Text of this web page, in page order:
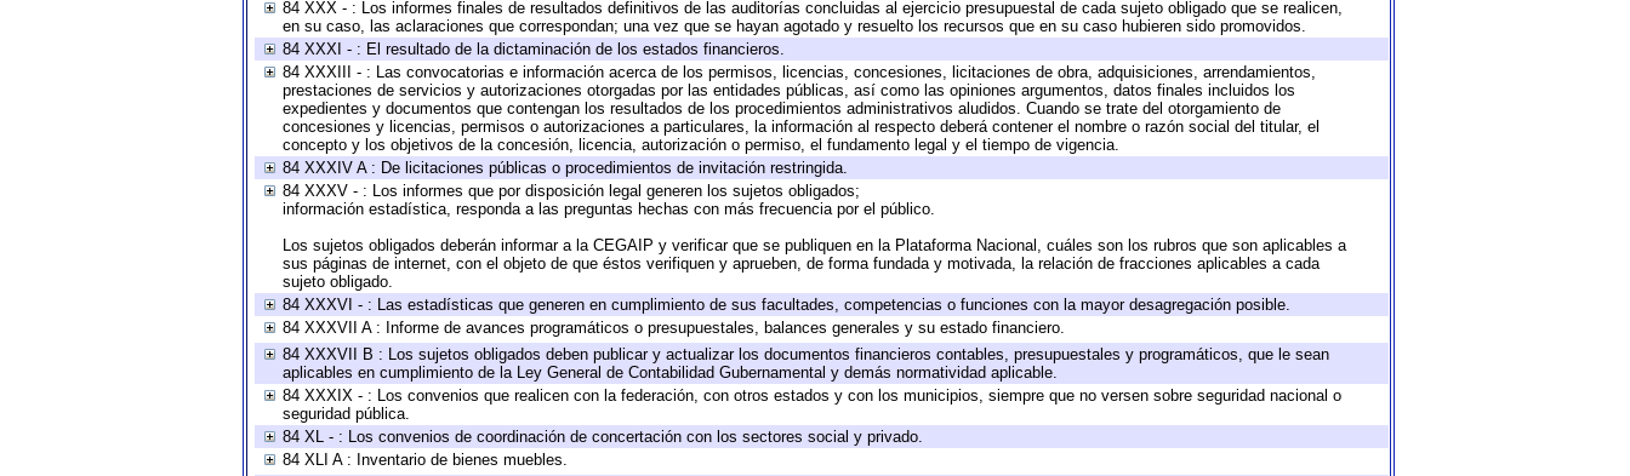
84 XXX - : Los informes finales de resultados definitivos de las auditorías concluidas al ejercicio presupuestal de cada sujeto obligado que se realicen,
en su caso, las aclaraciones que correspondan; una vez que se hayan agotado y resuelto los recursos que en su caso hubieren sido promovidos.
84 XXXI - : El resultado de la dictaminación de los estados financieros.
84 XXXIII - : Las convocatorias e información acerca de los permisos, licencias, concesiones, licitaciones de obra, adquisiciones, arrendamientos,
prestaciones de servicios y autorizaciones otorgadas por las entidades públicas, así como las opiniones argumentos, datos finales incluidos los
expedientes y documentos que contengan los resultados de los procedimientos administrativos aludidos. Cuando se trate del otorgamiento de
concesiones y licencias, permisos o autorizaciones a particulares, la información al respecto deberá contener el nombre o razón social del titular, el
concepto y los objetivos de la concesión, licencia, autorización o permiso, el fundamento legal y el tiempo de vigencia.
84 XXXIV A : De licitaciones públicas o procedimientos de invitación restringida.
84 XXXV - : Los informes que por disposición legal generen los sujetos obligados;
información estadística, responda a las preguntas hechas con más frecuencia por el público.
Los sujetos obligados deberán informar a la CEGAIP y verificar que se publiquen en la Plataforma Nacional, cuáles son los rubros que son aplicables a
sus páginas de internet, con el objeto de que éstos verifiquen y aprueben, de forma fundada y motivada, la relación de fracciones aplicables a cada
sujeto obligado.
84 XXXVI - : Las estadísticas que generen en cumplimiento de sus facultades, competencias o funciones con la mayor desagregación posible.
84 XXXVII A : Informe de avances programáticos o presupuestales, balances generales y su estado financiero.
84 XXXVII B : Los sujetos obligados deben publicar y actualizar los documentos financieros contables, presupuestales y programáticos, que le sean
aplicables en cumplimiento de la Ley General de Contabilidad Gubernamental y demás normatividad aplicable.
84 XXXIX - : Los convenios que realicen con la federación, con otros estados y con los municipios, siempre que no versen sobre seguridad nacional o
seguridad pública.
84 XL - : Los convenios de coordinación de concertación con los sectores social y privado.
84 XLI A : Inventario de bienes muebles.